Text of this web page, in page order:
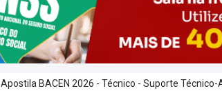
Apostila BACEN 2026 - Técnico - Suporte